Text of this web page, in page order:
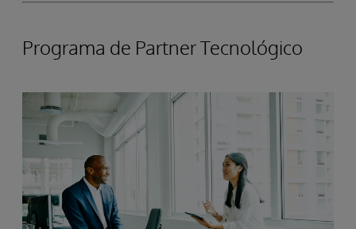
Programa de Partner Tecnológico